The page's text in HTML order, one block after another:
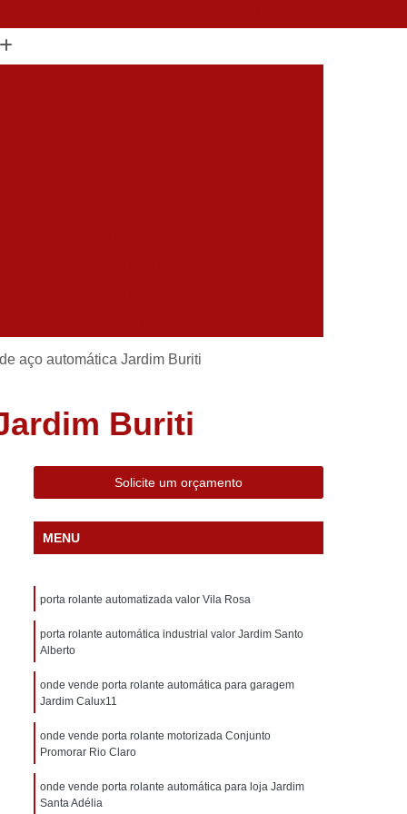
Grande São Paulo
Comercial
Porta Automática de Aço
Residencial
Porta Ferro Automática
Aço
Galvanizada
Comercial
Porta para Salão Comercial
Aço de Correr
Porta de Aço de Enrolar
de Aço Forte
Perfurada
Porta de Aço Reforçado
Porta Comércio Enrolar
Porta de Enrolar
Porta de Enrolar Galvanizada
Industrial
Porta de Enrolar Manual
aço automática Jardim Buriti
Buriti
Solicite um orçamento
MENU
porta rolante automatizada valor Vila Rosa
porta rolante automática industrial valor Jardim Santo
Alberto
onde vende porta rolante automática para garagem
Jardim Calux11
onde vende porta rolante motorizada Conjunto
Promorar Rio Claro
onde vende porta rolante automática para loja Jardim
Santa Adélia